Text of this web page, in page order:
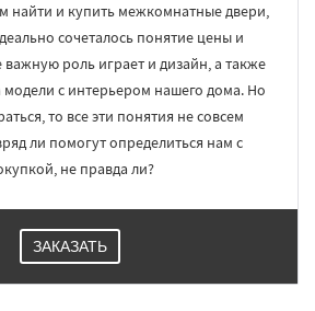
найти и купить межкомнатные двери,
сочеталось понятие цены и
важную роль играет и дизайн, а также
с интерьером нашего дома. Но
то все эти понятия не совсем
ли помогут определиться нам с
не правда ли?
ЗАКАЗАТЬ